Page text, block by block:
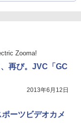
Zooma!
再び。JVC「GC
2013年6月12日
ーツビデオカメ